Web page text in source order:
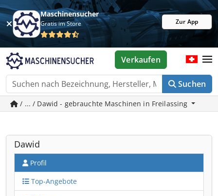
Maschinensucher
Gratis im Store Zur App
Suchen
Verkaufen
/ ... / Dawid - gebrauchte Maschinen in Freilassing
Dawid
Profil
Top-Angebote